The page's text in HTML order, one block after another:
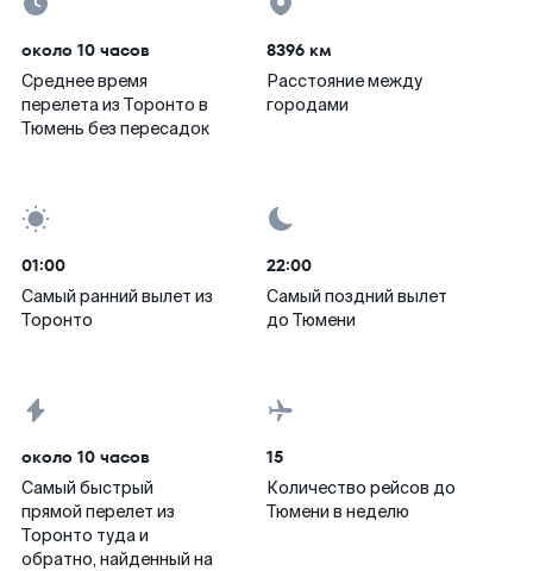
около 10 часов
Среднее время
перелета из Торонто в
Тюмень без пересадок
8396 км
Расстояние между
городами
01:00
Самый ранний вылет из
Торонто
22:00
Самый поздний вылет
до Тюмени
около 10 часов
Самый быстрый
прямой перелет из
Торонто туда и
обратно, найденный на
15
Количество рейсов до
Тюмени в неделю